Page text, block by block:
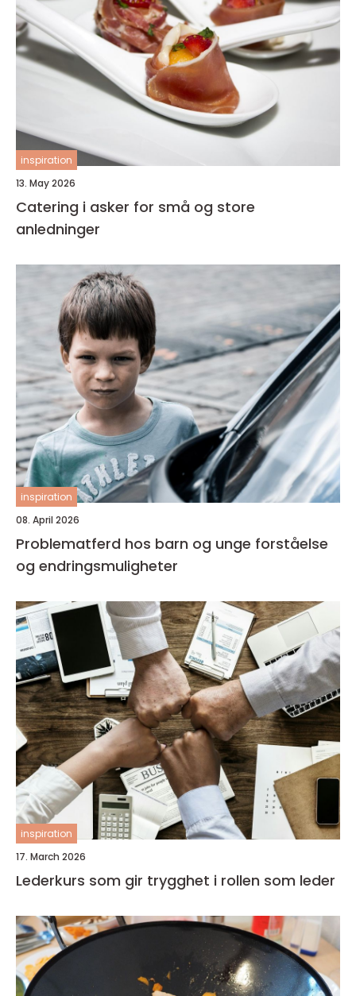
inspiration
13. May 2026
Catering i asker for små og store
anledninger
inspiration
08. April 2026
Problematferd hos barn og unge forståelse
og endringsmuligheter
inspiration
17. March 2026
Lederkurs som gir trygghet i rollen som leder